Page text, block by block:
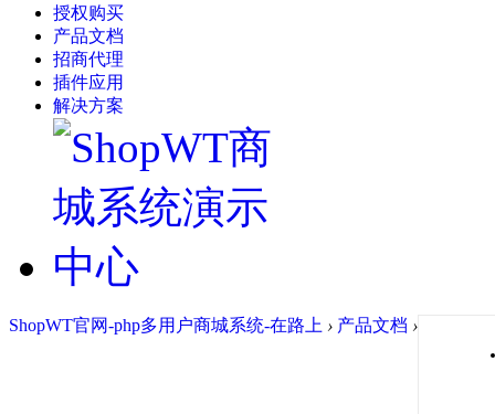
授权购买
产品文档
招商代理
插件应用
解决方案
ShopWT官网-php多用户商城系统-在路上 › 产品文档 ›